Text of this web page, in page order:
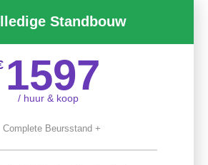
Standbouw
1597
/ huur & koop
Complete Beursstand +